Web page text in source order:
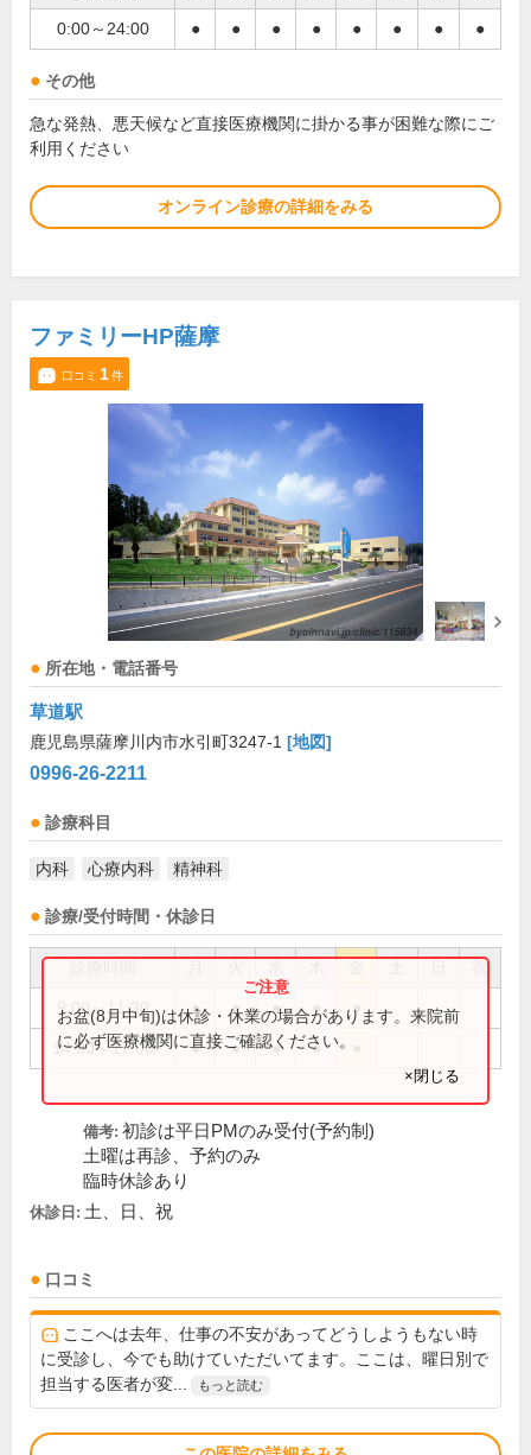
0:00～24:00 ● ● ● ● ● ● ● ●
その他
急な発熱、悪天候など直接医療機関に掛かる事が困難な際にご
利用ください
オンライン診療の詳細をみる
ファミリーHP薩摩
口コミ 1件
所在地・電話番号
草道駅
鹿児島県薩摩川内市水引町3247-1 [地図]
0996-26-2211
診療科目
内科 心療内科 精神科
診療/受付時間・休診日
祝
9:00～11:30 ● ● ● ● ●
14:00～17:00 ● ● ● ●
お盆(8月中旬)は休診・休業の場合があります。来院前
に必ず医療機関に直接ご確認ください。
×閉じる
備考: 初診は平日PMのみ受付(予約制)
土曜は再診、予約のみ
臨時休診あり
休診日: 土、日、祝
口コミ
ここへは去年、仕事の不安があってどうしようもない時
に受診し、今でも助けていただいてます。ここは、曜日別で
担当する医者が変...
もっと読む